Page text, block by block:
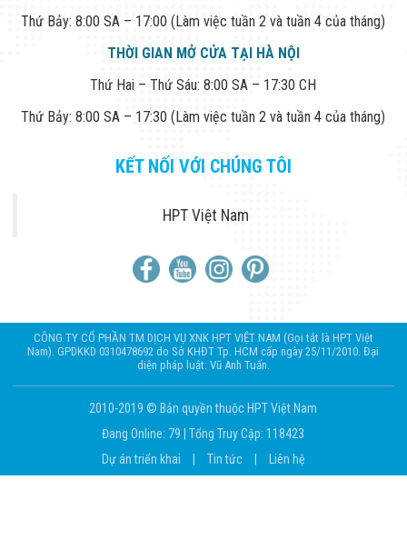
Thứ Bảy: 8:00 SA – 17:00 (Làm việc tuần 2 và tuần 4 của tháng)
THỜI GIAN MỞ CỬA TẠI HÀ NỘI
Thứ Hai – Thứ Sáu: 8:00 SA – 17:30 CH
Thứ Bảy: 8:00 SA – 17:30 (Làm việc tuần 2 và tuần 4 của tháng)
KẾT NỐI VỚI CHÚNG TÔI
HPT Việt Nam
CÔNG TY CỔ PHẦN TM DỊCH VỤ XNK HPT VIỆT NAM (Gọi tắt là HPT Việt
Nam). GPDKKD 0310478692 do Sở KHĐT Tp. HCM cấp ngày 25/11/2010. Đại
diện pháp luật: Vũ Anh Tuấn.
2010-2019 © Bản quyền thuộc HPT Việt Nam
Đang Online: 79 |Tổng Truy Cập: 118423
Dự án triển khai
Tin tức Liên hệ